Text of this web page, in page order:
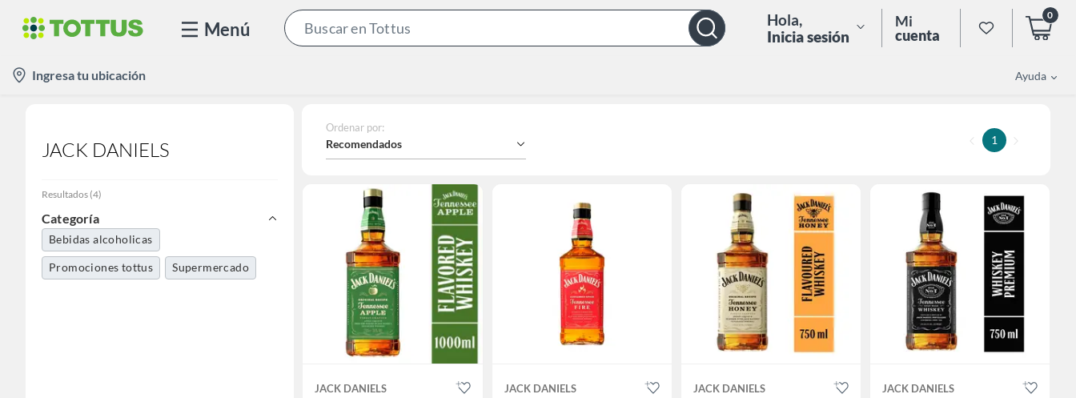
Menú
Bar
Hola,
Inicia sesión
Mi
cuenta
0
location-
icon
Ingresa tu ubicación Ayuda
JACK DANIELS
Resultados (4)
Categoría
Bebidas alcoholicas
Promociones tottus Supermercado
Ordenar por:
Recomendados 1
JACK DANIELS JACK DANIELS JACK DANIELS JACK DANIELS